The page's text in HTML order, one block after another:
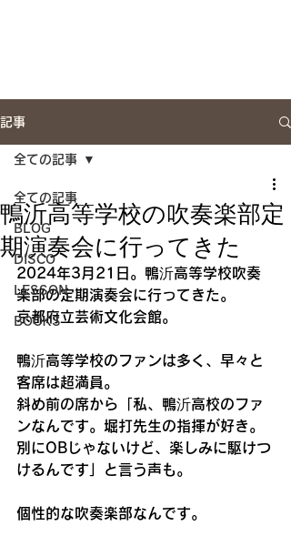
記事
全ての記事
BLOG
DISCO
LESSON
BOOKS
全ての記事
鴨沂高等学校の吹奏楽部定
期演奏会に行ってきた
2024年3月21日。鴨沂高等学校吹奏
楽部の定期演奏会に行ってきた。
京都府立芸術文化会館。
鴨沂高等学校のファンは多く、早々と
客席は超満員。
斜め前の席から「私、鴨沂高校のファ
ンなんです。堀打先生の指揮が好き。
別にOBじゃないけど、楽しみに駆けつ
けるんです」と言う声も。
個性的な吹奏楽部なんです。